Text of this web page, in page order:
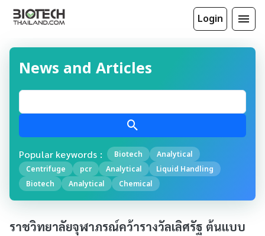
Login
News and Articles
Popular keywords : Biotech
Analytical
Centrifuge
pcr Analytical
Liquid Handling
Biotech
Analytical Chemical
ราชวิทยาลัยจุฬาภรณ์คว้ารางวัลเลิศรัฐ ต้นแบบ